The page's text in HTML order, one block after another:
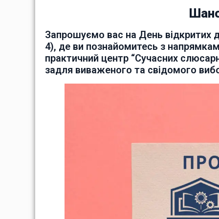
Запрошуємо вас на День
4), де ви познайомитесь з
практичний центр “Сучасних
задля виваженого та свідомого